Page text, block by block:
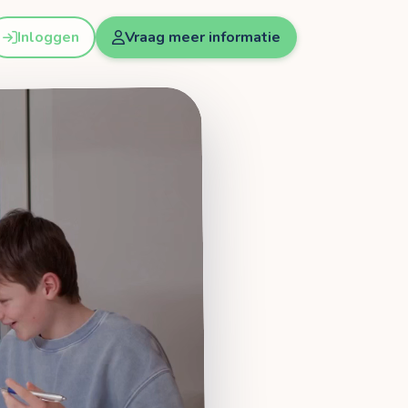
Inloggen Vraag meer informatie